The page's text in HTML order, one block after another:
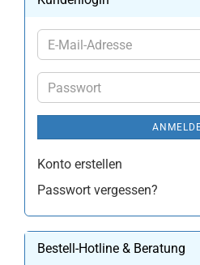
E-
Mail-
Adresse
Passwort
Konto erstellen
Passwort vergessen?
Bestell-Hotline & Beratung